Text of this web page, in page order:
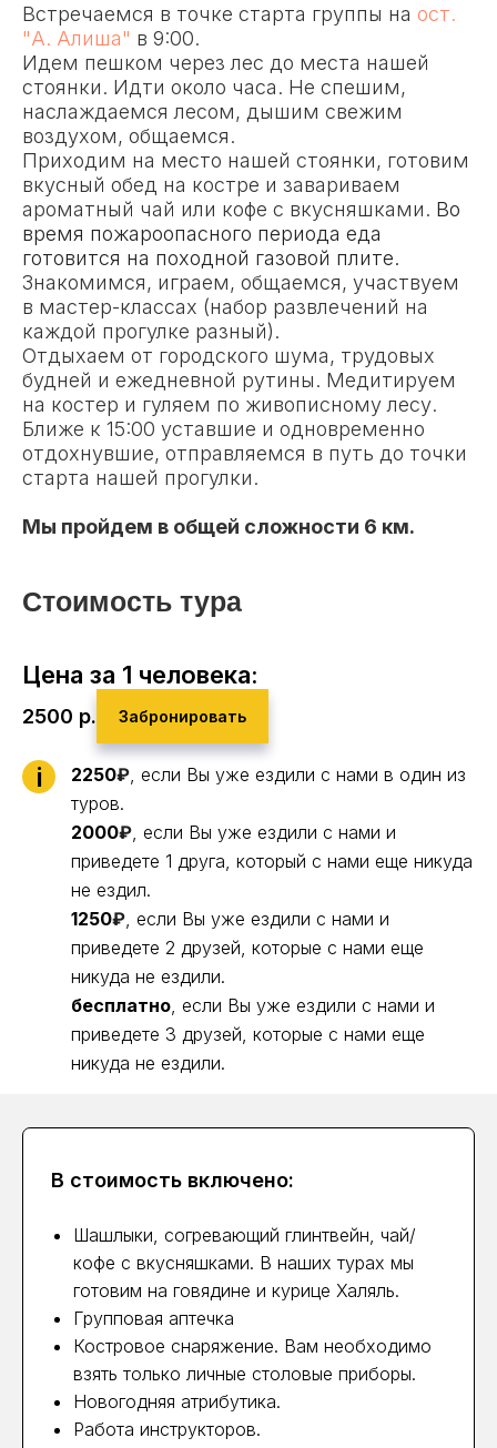
Встречаемся в точке старта группы на ост.
"А. Алиша" в 9:00.
Идем пешком через лес до места нашей
стоянки. Идти около часа. Не спешим,
наслаждаемся лесом, дышим свежим
воздухом, общаемся.
Приходим на место нашей стоянки, готовим
вкусный обед на костре и завариваем
ароматный чай или кофе с вкусняшками. Во
время пожароопасного периода еда
готовится на походной газовой плите.
Знакомимся, играем, общаемся, участвуем
в мастер-классах (набор развлечений на
каждой прогулке разный).
Отдыхаем от городского шума, трудовых
будней и ежедневной рутины. Медитируем
на костер и гуляем по живописному лесу.
Ближе к 15:00 уставшие и одновременно
отдохнувшие, отправляемся в путь до точки
старта нашей прогулки.
Мы пройдем в общей сложности 6 км.
Стоимость тура
Цена за 1 человека:
2500 р. Забронировать
i 2250₽, если Вы уже ездили с нами в один из
туров.
2000₽, если Вы уже ездили с нами и
приведете 1 друга, который с нами еще никуда
не ездил.
1250₽, если Вы уже ездили с нами и
приведете 2 друзей, которые с нами еще
никуда не ездили.
бесплатно, если Вы уже ездили с нами и
приведете 3 друзей, которые с нами еще
никуда не ездили.
В стоимость включено:
Шашлыки, согревающий глинтвейн, чай/
кофе с вкусняшками. В наших турах мы
готовим на говядине и курице Халяль.
Групповая аптечка
Костровое снаряжение. Вам необходимо
взять только личные столовые приборы.
Новогодняя атрибутика.
Работа инструкторов.